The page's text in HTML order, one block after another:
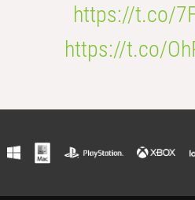
https://t.co/
https://t.co/